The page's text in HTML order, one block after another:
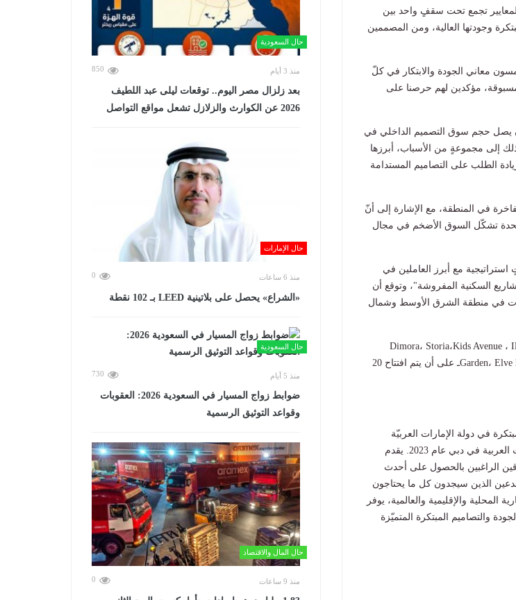
تجمع تحت سقفٍ واحد بين
وجودتها العالية، ومن المصممين
معاني الجودة والابتكار في كلّ
مؤكدين لهم حرصنا على
أن يصل حجم سوق التصميم الداخلي في
إلى 5,2 مليار دولار أميركي بحلول العام 2025، ويعود ذلك إلى مجموعةٍ من الأسباب، أبرزها
الطلب على التصاميم المستدامة
في المنطقة، مع الإشارة إلى أنّ
تشكّل السوق الأضخم في مجال
مع أبرز العاملين في
متطلّعين بثقة إلى الاستحواذ على 30% من المشاريع السكنية المفروشة"، وتوقع أن
في منطقة الشرق الأوسط وشمال
، Storia،Kids Avenue ،
Garden، Elve
ـ على أن يتم افتتاح 20
في دولة الإمارات العربيّة
المتّحدة ومنطقة الشرق الأوسط وشمال أفريقيا. تم افتتاح المركز في دولة الإمارات العربية في دبي عام 2023. يقدم
الراغبين بالحصول على أحدث
الذين سيجدون كل ما يحتاجون
المحلية والإقليمية والعالمية، يوفر
والتصاميم المبتكرة المتميّزة
حال السعودية
منذ 3 أيام 850
بعد زلزال مصر اليوم.. توقعات ليلى عبد اللطيف
2026 عن الكوارث والزلازل تشعل مواقع التواصل
حال الإمارات
منذ 6 ساعات 0
«الشراع» يحصل على بلاتينية LEED بـ 102 نقطة
حال السعودية
منذ 5 أيام 730
ضوابط زواج المسيار في السعودية 2026: العقوبات
وقواعد التوثيق الرسمية
حال المال والاقتصاد
منذ 9 ساعات 0